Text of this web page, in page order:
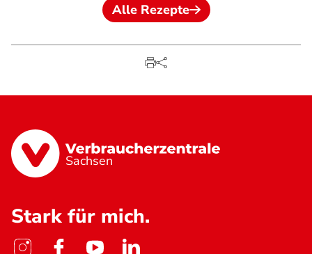
Alle Rezepte
Sachsen
Stark für mich.